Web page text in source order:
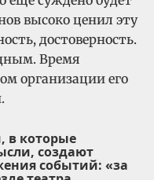
высоко ценил эту
достоверность.
Время
организации его
в которые
создают
событий: «за